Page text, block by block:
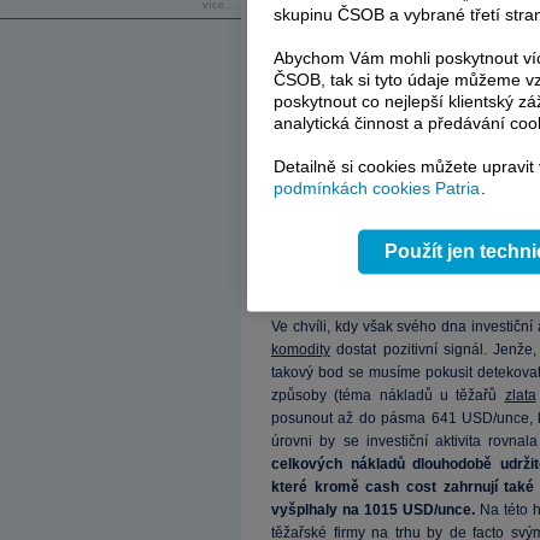
více...
Ve chvíli, kdy však svého dna
komodity dostat pozitivní signál.
takový bod se musíme pokusit
způsoby (téma nákladů u těžařů zlata
posunout až do pásma 641 USD/
úrovni by se investiční aktivita
celkových nákladů dlouhodobě
které kromě cash cost zahrnují
vyšplhaly na 1015 USD/unce. Na této
těžařské firmy na trhu by de facto
skupinu ČSOB a vybrané třetí
Abychom Vám mohli poskytnout
ČSOB, tak si tyto údaje můžeme
poskytnout co nejlepší klientský
analytická činnost a předávání
Detailně si cookies můžete
podmínkách cookies Patria.
Použít jen